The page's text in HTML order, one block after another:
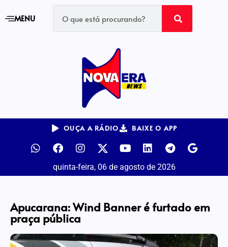
MENU
OUÇA A RÁDIO BAIXE O APP
quinta-feira, 06 de agosto de 2026
Apucarana: Wind Banner é furtado em
praça pública